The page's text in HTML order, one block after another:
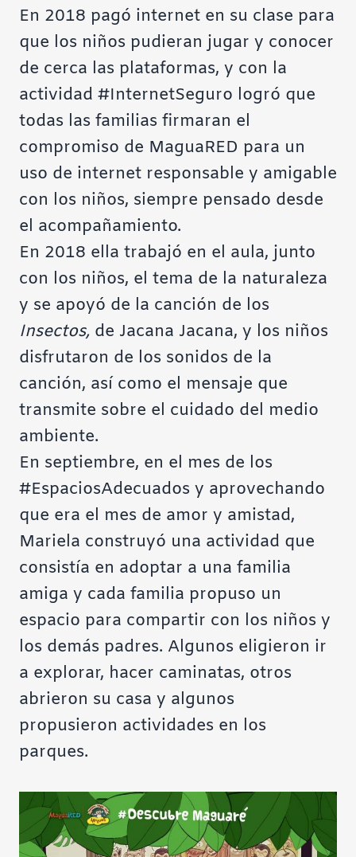
En 2018 pagó internet en su clase para
que los niños pudieran jugar y conocer
de cerca las plataformas, y con la
actividad #InternetSeguro logró que
todas las familias firmaran el
compromiso de MaguaRED para un
uso de internet responsable y amigable
con los niños, siempre pensado desde
el acompañamiento.
En 2018 ella trabajó en el aula, junto
con los niños, el tema de la naturaleza
y se apoyó de la canción de los
Insectos, de Jacana Jacana, y los niños
disfrutaron de los sonidos de la
canción, así como el mensaje que
transmite sobre el cuidado del medio
ambiente.
En septiembre, en el mes de los
#EspaciosAdecuados y aprovechando
que era el mes de amor y amistad,
Mariela construyó una actividad que
consistía en adoptar a una familia
amiga y cada familia propuso un
espacio para compartir con los niños y
los demás padres. Algunos eligieron ir
a explorar, hacer caminatas, otros
abrieron su casa y algunos
propusieron actividades en los
parques.